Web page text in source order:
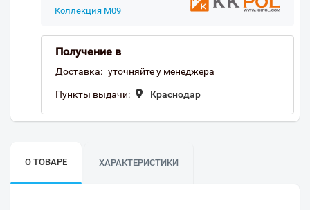
Коллекция M09
Получение в
Доставка: уточняйте у менеджера
Пункты выдачи: Краснодар
О ТОВАРЕ ХАРАКТЕРИСТИКИ